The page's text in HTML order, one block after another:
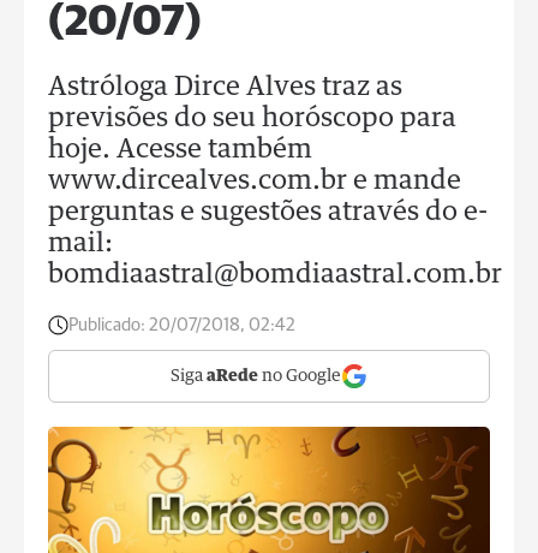
(20/07)
Astróloga Dirce Alves traz as
previsões do seu horóscopo para
hoje. Acesse também
www.dircealves.com.br e mande
perguntas e sugestões através do e-
mail:
bomdiaastral@bomdiaastral.com.br
Publicado: 20/07/2018, 02:42
Siga aRede no Google